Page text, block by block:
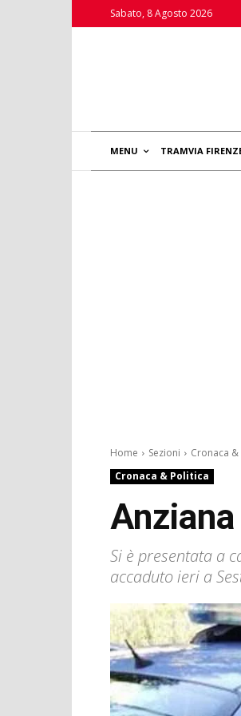
Sabato, 8 Agosto 2026
MENU TRAMVIA
Home Sezioni Cronaca
Cronaca & Politica
Si è presentata a
accaduto ieri a